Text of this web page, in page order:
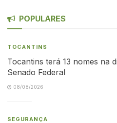
POPULARES
TOCANTINS
Tocantins terá 13 nomes na
Senado Federal
08/08/2026
SEGURANÇA